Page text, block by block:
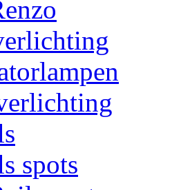
spots